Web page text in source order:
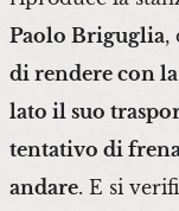
Paolo Briguglia,
di rendere con la
lato il suo
tentativo di
andare. E si